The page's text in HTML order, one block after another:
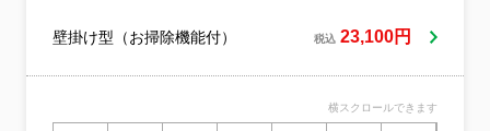
す。
壁掛け型（お掃除機能付） 税込 23,100円
横スクロールできます